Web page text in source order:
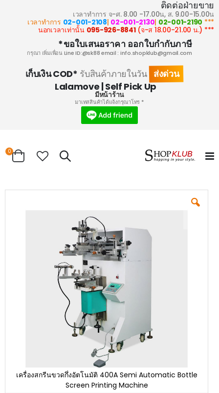
ติดต่อฝ่ายขาย
เวลาทำการ จ-ศ. 8.00 -17.00น, ส. 9.00-15.00น
*** เวลาทำการ
02-001-2108| 02-001-2130| 02-001-2190
*** นอกเวลาเท่านั้น
095-926-8841(จ-ส 18.00-21.00 น.)
ขอใบเสนอราคา ออกใบกำกับภาษี*
กรุณา เพิ่มเพื่อน Line ID:@sk88 email : info.shopklub@gmail.com
ส่งด่วน
เก็บเงิน COD* รับสินค้าภายในวัน
Lalamove | Self Pick Up
มีหน้าร้าน
* มาเทสสินค้าได้แจ้งกรุณาโทร
Search
Cart
0
Skip
เครื่องสกรีนขวดกึ่งอัตโนมัติ 400A Semi Automatic Bottle
Screen Printing Machine